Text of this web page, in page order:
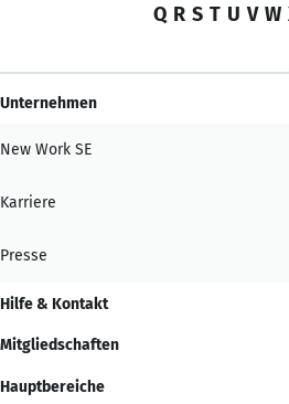
Q R S T U V W
Unternehmen
New Work SE
Karriere
Presse
Hilfe & Kontakt
Mitgliedschaften
Hauptbereiche